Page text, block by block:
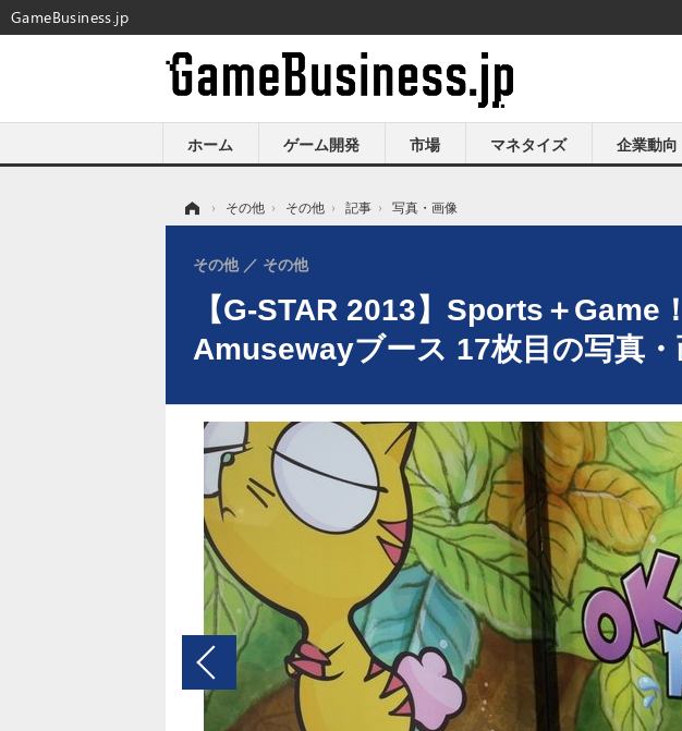
ホーム ゲーム開発 市場 マネタイズ 企業動向
› その他 › その他 › 記事 › 写真・画像
【G-STAR 2013】Sports＋
Amusewayブース 17枚目の写真・
その他 その他
GameBusiness.jp